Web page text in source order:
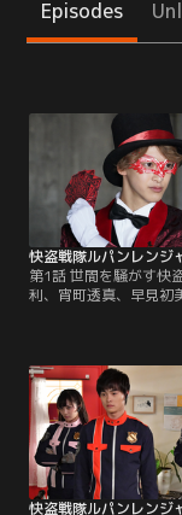
Episodes
第1話 世間を騒がす快
利、宵町透真、早見初
グラーと戦う快盗戦隊
ャー。彼らの次のター
石を盗んだ後、店を炎
続宝石強盗犯ガラット
にするコレクションだ。